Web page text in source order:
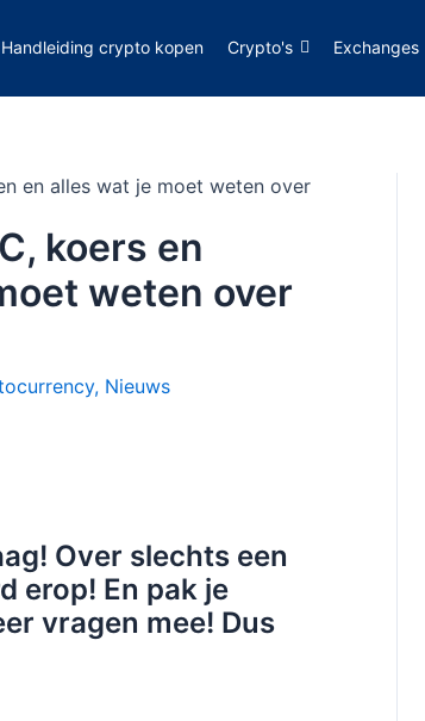
Handleiding crypto kopen Crypto's Exchanges
en alles wat je moet weten over
koers en
weten over
, Nieuws
Over slechts een
erop! En pak je
vragen mee! Dus